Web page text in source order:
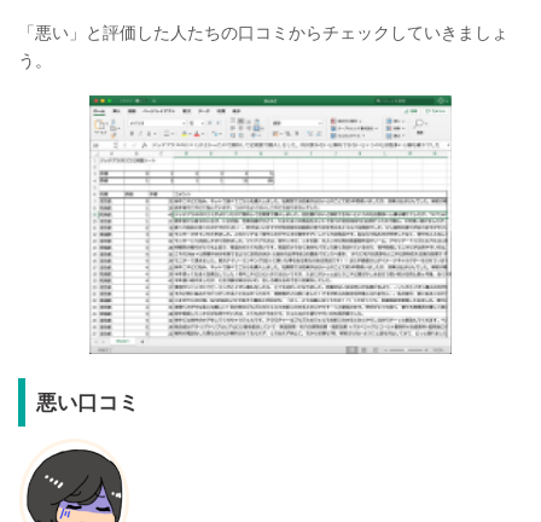
「悪い」と評価した人たちの口コミからチェックしていきましょ
う。
悪い口コミ